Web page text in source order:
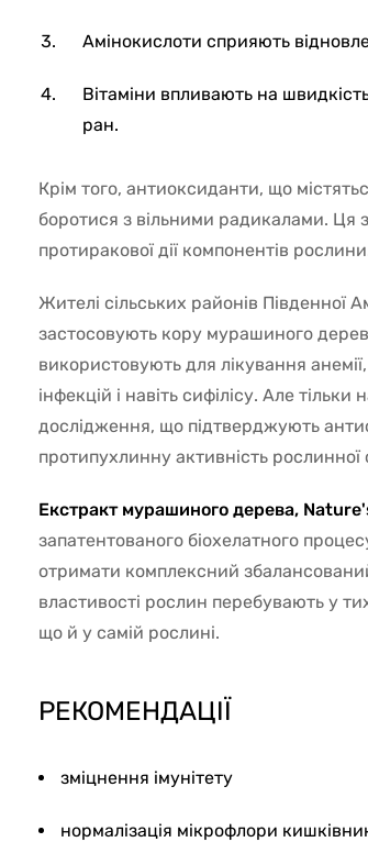
Амінокислоти сприяють
Вітаміни впливають на
ран.
Крім того, антиоксиданти, що
боротися з вільними радикалами. Ця
протиракової дії компонентів
Жителі сільських районів Південної
застосовують кору мурашиного
використовують для лікування
інфекцій і навіть сифілісу. Але
дослідження, що підтверджують
протипухлинну активність
Екстракт мурашиного дерева,
запатентованого біохелатного
отримати комплексний
властивості рослин перебувають у
що й у самій рослині.
РЕКОМЕНДАЦІЇ
зміцнення імунітету
нормалізація мікрофлори